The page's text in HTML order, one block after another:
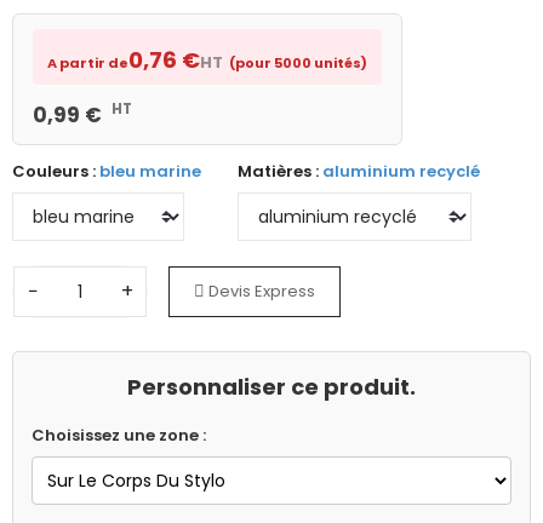
A partir de0,76 €HT (pour 5000 unités)
0,99 € HT
Couleurs : bleu marine Matières : aluminium recyclé
− + Devis Express
Personnaliser ce produit.
Choisissez une zone :